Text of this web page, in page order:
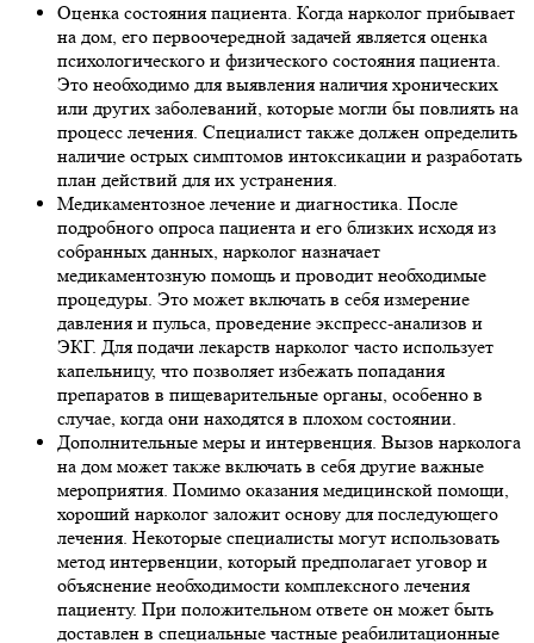
Оценка состояния пациента. Когда нарколог прибывает
на дом, его первоочередной задачей является оценка
психологического и физического состояния пациента.
Это необходимо для выявления наличия хронических
или других заболеваний, которые могли бы повлиять на
процесс лечения. Специалист также должен определить
наличие острых симптомов интоксикации и разработать
план действий для их устранения.
Медикаментозное лечение и диагностика. После
подробного опроса пациента и его близких исходя из
собранных данных, нарколог назначает
медикаментозную помощь и проводит необходимые
процедуры. Это может включать в себя измерение
давления и пульса, проведение экспресс-анализов и
ЭКГ. Для подачи лекарств нарколог часто использует
капельницу, что позволяет избежать попадания
препаратов в пищеварительные органы, особенно в
случае, когда они находятся в плохом состоянии.
Дополнительные меры и интервенция. Вызов нарколога
на дом может также включать в себя другие важные
мероприятия. Помимо оказания медицинской помощи,
хороший нарколог заложит основу для последующего
лечения. Некоторые специалисты могут использовать
метод интервенции, который предполагает уговор и
объяснение необходимости комплексного лечения
пациенту. При положительном ответе он может быть
доставлен в специальные частные реабилитационные